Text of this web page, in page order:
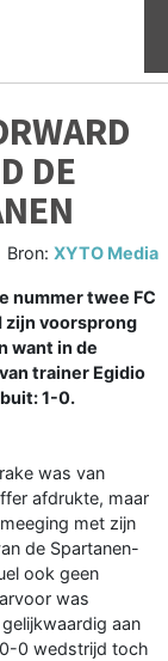
DE
Bron: XYTO Media
nummer twee FC
zijn voorsprong
want in de
trainer Egidio
1-0.
was van
afdrukte, maar
met zijn
de Spartanen-
ook geen
was
aan
0 wedstrijd toch